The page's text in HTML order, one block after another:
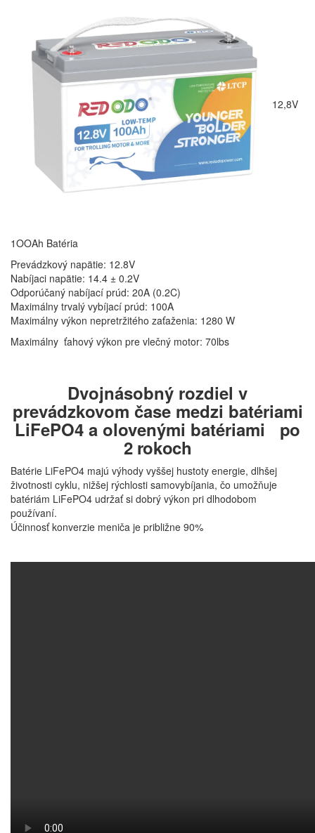
12,8V
1OOAh Batéria
Prevádzkový napätie: 12.8V
Nabíjaci napätie: 14.4 ± 0.2V
Odporúčaný nabíjací prúd: 20A (0.2C)
Maximálny trvalý vybíjací prúd: 100A
Maximálny výkon nepretržitého zaťaženia: 1280 W
Maximálny ťahový výkon pre vlečný motor: 70lbs
Dvojnásobný rozdiel v
prevádzkovom čase medzi batériami
LiFePO4 a olovenými batériami po
2 rokoch
Batérie LiFePO4 majú výhody vyššej hustoty energie, dlhšej
životnosti cyklu, nižšej rýchlosti samovybíjania, čo umožňuje
batériám LiFePO4 udržať si dobrý výkon pri dlhodobom
používaní.
Účinnosť konverzie meniča je približne 90%